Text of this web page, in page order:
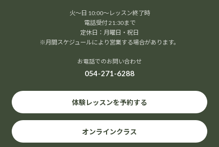
火～日 10:00～レッスン終了時
電話受付 21:30まで
定休日：月曜日・祝日
※月間スケジュールにより営業する場合があります。
お電話でのお問い合わせ
054-271-6288
体験レッスンを予約する
オンラインクラス